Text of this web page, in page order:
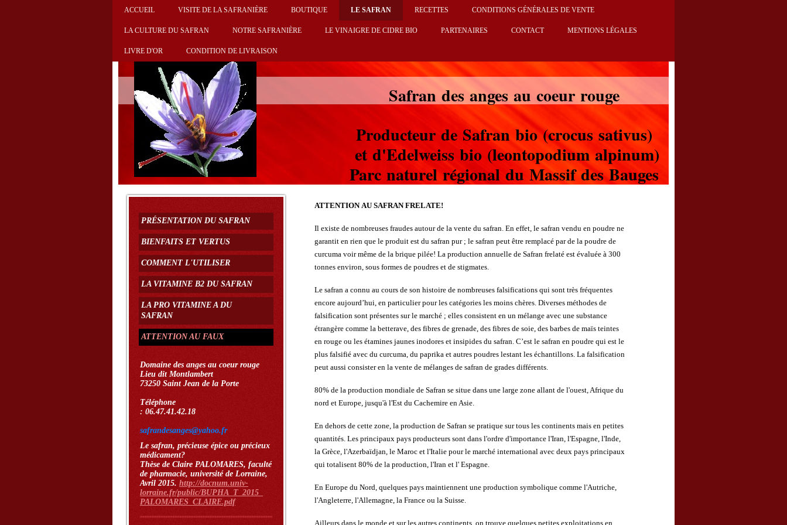
ACCUEIL VISITE DE LA SAFRANIÈRE BOUTIQUE LE SAFRAN RECETTES CONDITIONS GÉNÉRALES DE VENTE
LA CULTURE DU SAFRAN NOTRE SAFRANIÈRE LE VINAIGRE DE CIDRE BIO PARTENAIRES CONTACT MENTIONS LÉGALES
LIVRE D'OR CONDITION DE LIVRAISON
Safran des anges au coeur rouge
Producteur de Safran bio (crocus sativus)
et d'Edelweiss bio (leontopodium alpinum)
Parc naturel régional du Massif des Bauges
PRÉSENTATION DU SAFRAN
BIENFAITS ET VERTUS
COMMENT L'UTILISER
LA VITAMINE B2 DU SAFRAN
LA PRO VITAMINE A DU
SAFRAN
ATTENTION AU FAUX
Domaine des anges au coeur rouge
Lieu dit Montlambert
73250 Saint Jean de la Porte
Téléphone
: 06.47.41.42.18
safrandesanges@yahoo.fr
Le safran, précieuse épice ou précieux
médicament?
Thèse de Claire PALOMARES, faculté
de pharmacie, université de Lorraine,
Avril 2015. http://docnum.univ-
lorraine.fr/public/BUPHA_T_2015
PALOMARES_CLAIRE.pdf
ATTENTION AU SAFRAN FRELATE!
Il existe de nombreuses fraudes autour de la vente du safran. En effet, le safran vendu en poudre ne
garantit en rien que le produit est du safran pur ; le safran peut être remplacé par de la poudre de
curcuma voir même de la brique pilée! La production annuelle de Safran frelaté est évaluée à 300
tonnes environ, sous formes de poudres et de stigmates.
Le safran a connu au cours de son histoire de nombreuses falsifications qui sont très fréquentes
encore aujourd’hui, en particulier pour les catégories les moins chères. Diverses méthodes de
falsification sont présentes sur le marché ; elles consistent en un mélange avec une substance
étrangère comme la betterave, des fibres de grenade, des fibres de soie, des barbes de maïs teintes
en rouge ou les étamines jaunes inodores et insipides du safran. C’est le safran en poudre qui est le
plus falsifié avec du curcuma, du paprika et autres poudres lestant les échantillons. La falsification
peut aussi consister en la vente de mélanges de safran de grades différents.
80% de la production mondiale de Safran se situe dans une large zone allant de l'ouest, Afrique du
nord et Europe, jusqu'à l'Est du Cachemire en Asie.
En dehors de cette zone, la production de Safran se pratique sur tous les continents mais en petites
quantités. Les principaux pays producteurs sont dans l'ordre d'importance l'Iran, l'Espagne, l'Inde,
la Grèce, l'Azerbaïdjan, le Maroc et l'Italie pour le marché international avec deux pays principaux
qui totalisent 80% de la production, l'Iran et l' Espagne.
En Europe du Nord, quelques pays maintiennent une production symbolique comme l'Autriche,
l'Angleterre, l'Allemagne, la France ou la Suisse.
Ailleurs dans le monde et sur les autres continents, on trouve quelques petites exploitations en